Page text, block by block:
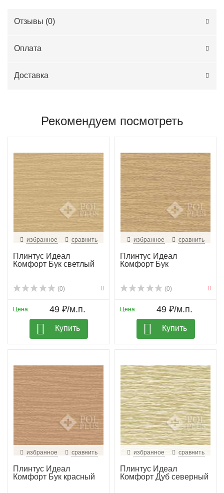
Отзывы (0)
Оплата
Доставка
Рекомендуем посмотреть
избранное сравнить
Плинтус Идеал
Комфорт Бук светлый
(0)
Цена: 49 ₽/м.п.
Купить
избранное сравнить
Плинтус Идеал
Комфорт Бук
(0)
Цена: 49 ₽/м.п.
Купить
избранное сравнить
Плинтус Идеал
Комфорт Бук красный
избранное сравнить
Плинтус Идеал
Комфорт Дуб северный